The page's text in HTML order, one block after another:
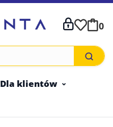
0
Dla klientów